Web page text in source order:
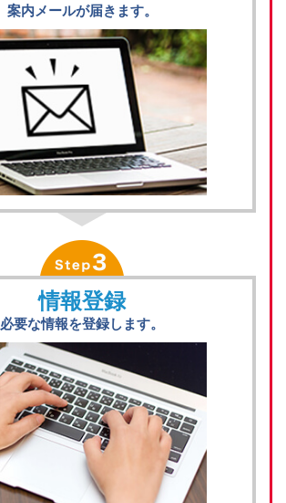
案内メールが届きます。
情報登録
必要な情報を登録します。